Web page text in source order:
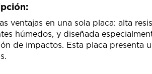
ventajas en una sola placa: alta
húmedos, y diseñada
de impactos. Esta placa presenta